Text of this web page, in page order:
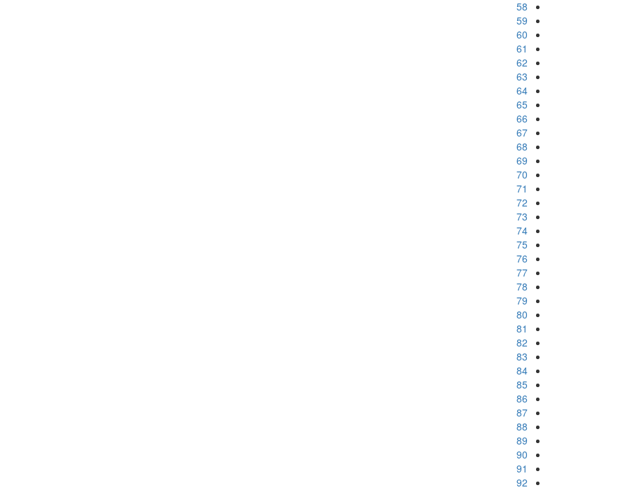
58
59
60
61
62
63
64
65
66
67
68
69
70
71
72
73
74
75
76
77
78
79
80
81
82
83
84
85
86
87
88
89
90
91
92